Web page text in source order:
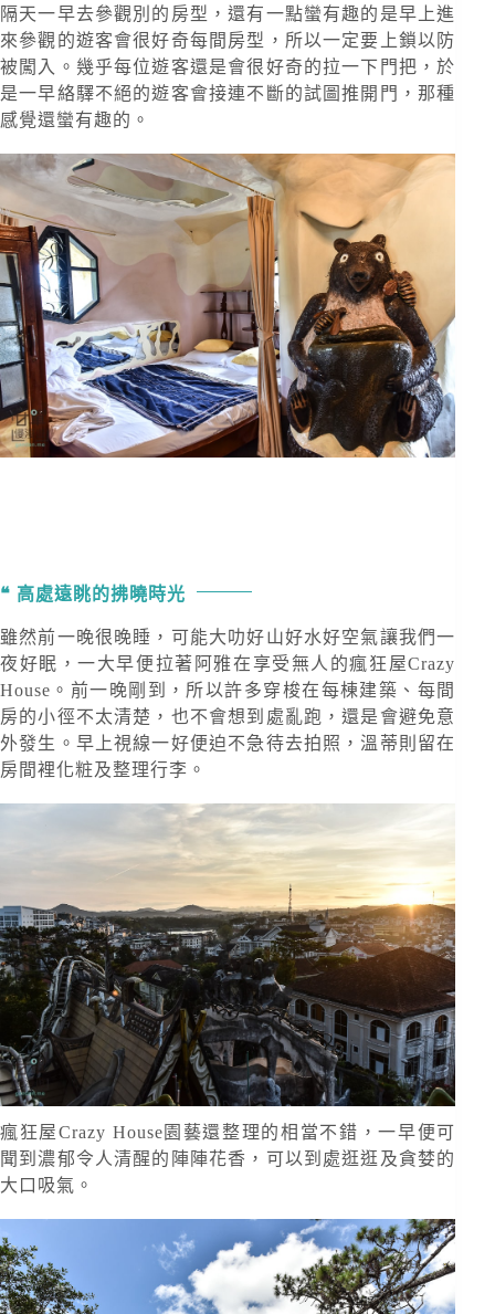
隔天一早去參觀別的房型，還有一點蠻有趣的是早上進
來參觀的遊客會很好奇每間房型，所以一定要上鎖以防
被闖入。幾乎每位遊客還是會很好奇的拉一下門把，於
是一早絡驛不絕的遊客會接連不斷的試圖推開門，那種
感覺還蠻有趣的。
高處遠眺的拂曉時光
雖然前一晚很晚睡，可能大叻好山好水好空氣讓我們一
夜好眠，一大早便拉著阿雅在享受無人的瘋狂屋Crazy
House。前一晚剛到，所以許多穿梭在每棟建築、每間
房的小徑不太清楚，也不會想到處亂跑，還是會避免意
外發生。早上視線一好便迫不急待去拍照，溫蒂則留在
房間裡化粧及整理行李。
瘋狂屋Crazy House園藝還整理的相當不錯，一早便可
聞到濃郁令人清醒的陣陣花香，可以到處逛逛及貪婪的
大口吸氣。